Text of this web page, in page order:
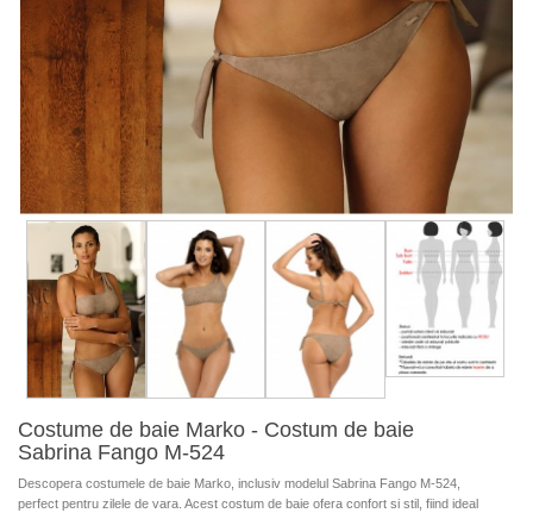
Costume de baie Marko - Costum de baie
Sabrina Fango M-524
Descopera costumele de baie Marko, inclusiv modelul Sabrina Fango M-524,
perfect pentru zilele de vara. Acest costum de baie ofera confort si stil, fiind ideal